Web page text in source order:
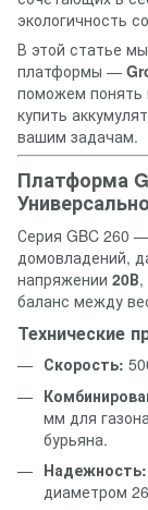
экологичность
В этой статье
платформы —
поможем понять
купить
вашим задачам.
Платформа
Серия GBC 260
домовладений,
напряжении 20В
баланс между
Технические
Скорость:
мм для
бурьяна.
Надежность:
диаметром